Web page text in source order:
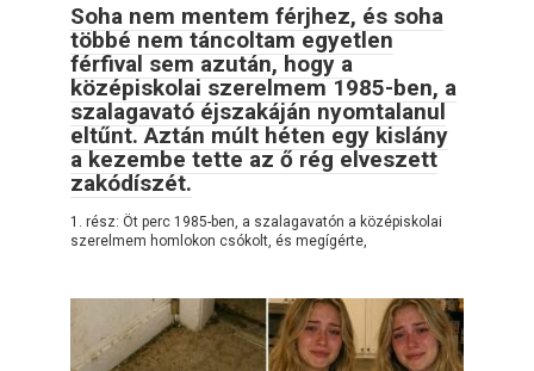
Soha nem mentem férjhez, és soha
többé nem táncoltam egyetlen
férfival sem azután, hogy a
középiskolai szerelmem 1985-ben, a
szalagavató éjszakáján nyomtalanul
eltűnt. Aztán múlt héten egy kislány
a kezembe tette az ő rég elveszett
zakódíszét.
1. rész: Öt perc 1985-ben, a szalagavatón a középiskolai
szerelmem homlokon csókolt, és megígérte,